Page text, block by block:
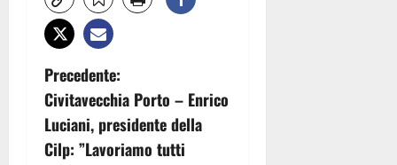
N
a
v
Precedente:
Civitavecchia Porto – Enrico
Luciani, presidente della
Cilp: ”Lavoriamo tutti